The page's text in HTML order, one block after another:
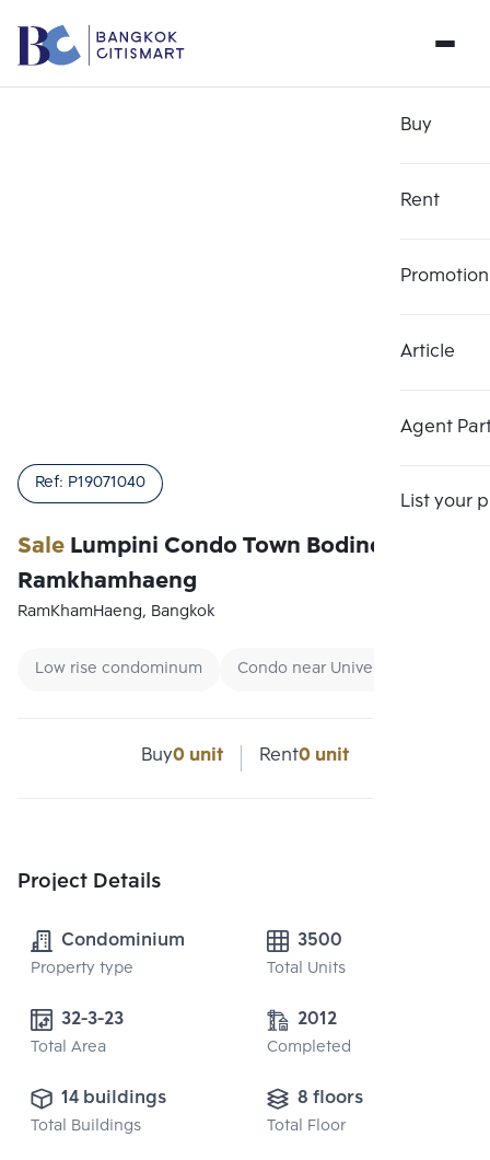
Buy
Rent
Promotion
Article
Agent
List your
SaleLumpini Condo Town Bodindecha
Ramkhamhaeng
Ref: P19071040
RamKhamHaeng, Bangkok
Low rise condominum Condo near University
Buy0 unit Rent0 unit
Project Details
Condominium
Property type
3500
Total Units
32-3-23
Total Area
2012
Completed
14 buildings
Total Buildings
8 floors
Total Floor